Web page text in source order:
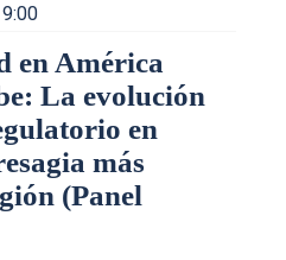
9:00
en América
La evolución
en
más
(Panel